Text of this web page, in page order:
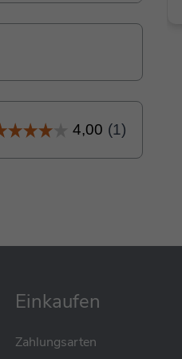
Einkaufen
Zahlungsarten